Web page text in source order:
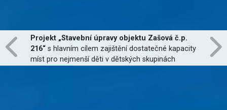
Projekt „Stavební úpravy objektu Zašová č.p.
216“ s hlavním cílem zajištění dostatečné kapacity
míst pro nejmenší děti v dětských skupinách